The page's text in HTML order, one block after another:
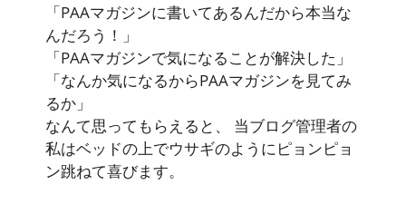
「PAAマガジンに書いてあるんだから本当な
んだろう！」
「PAAマガジンで気になることが解決した」
「なんか気になるからPAAマガジンを見てみ
るか」
なんて思ってもらえると、 当ブログ管理者の
私はベッドの上でウサギのようにピョンピョ
ン跳ねて喜びます。